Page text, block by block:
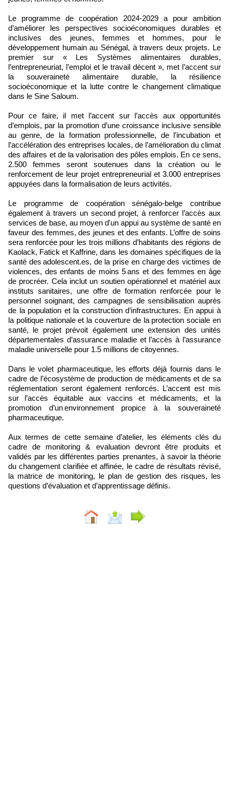
Le programme de coopération 2024-2029 a pour ambition
d’améliorer les perspectives socioéconomiques durables et
inclusives des jeunes, femmes et hommes, pour le
développement humain au Sénégal, à travers deux projets. Le
premier sur « Les Systèmes alimentaires durables,
l’entrepreneuriat, l’emploi et le travail décent », met l’accent sur
la souveraineté alimentaire durable, la résilience
socioéconomique et la lutte contre le changement climatique
dans le Sine Saloum.
Pour ce faire, il met l’accent sur l’accès aux opportunités
d’emplois, par la promotion d’une croissance inclusive sensible
au genre, de la formation professionnelle, de l’incubation et
l’accélération des entreprises locales, de l’amélioration du climat
des affaires et de la valorisation des pôles emplois. En ce sens,
2.500 femmes seront soutenues dans la création ou le
renforcement de leur projet entrepreneurial et 3.000 entreprises
appuyées dans la formalisation de leurs activités.
Le programme de coopération sénégalo-belge contribue
également à travers un second projet, à renforcer l’accès aux
services de base, au moyen d'un appui au système de santé en
faveur des femmes, des jeunes et des enfants. L’offre de soins
sera renforcée pour les trois millions d’habitants des régions de
Kaolack, Fatick et Kaffrine, dans les domaines spécifiques de la
santé des adolescent.es, de la prise en charge des victimes de
violences, des enfants de moins 5 ans et des femmes en âge
de procréer. Cela inclut un soutien opérationnel et matériel aux
instituts sanitaires, une offre de formation renforcée pour le
personnel soignant, des campagnes de sensibilisation auprès
de la population et la construction d’infrastructures. En appui à
la politique nationale et la couverture de la protection sociale en
santé, le projet prévoit également une extension des unités
départementales d’assurance maladie et l’accès à l’assurance
maladie universelle pour 1.5 millions de citoyennes.
Dans le volet pharmaceutique, les efforts déjà fournis dans le
cadre de l’écosystème de production de médicaments et de sa
réglementation seront également renforcés. L’accent est mis
sur l’accès équitable aux vaccins et médicaments, et la
promotion d’un environnement propice à la souveraineté
pharmaceutique.
Aux termes de cette semaine d’atelier, les éléments clés du
cadre de monitoring & evaluation devront être produits et
validés par les différentes parties prenantes, à savoir la théorie
du changement clarifiée et affinée, le cadre de résultats révisé,
la matrice de monitoring, le plan de gestion des risques, les
questions d’évaluation et d’apprentissage définis.